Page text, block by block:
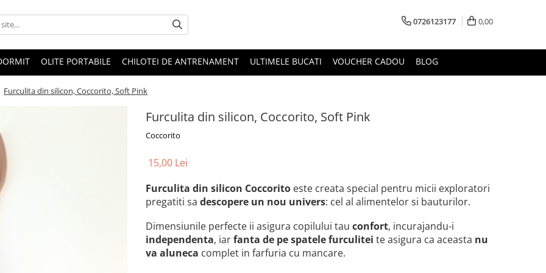
0726123177 0,00
OLITE PORTABILE CHILOTEI DE ANTRENAMENT ULTIMELE BUCATI VOUCHER CADOU BLOG
Furculita din silicon, Coccorito, Soft Pink
Furculita din silicon, Coccorito, Soft Pink
Coccorito
15,00 Lei
Furculita din silicon Coccorito este creata special pentru micii exploratori
pregatiti sa descopere un nou univers: cel al alimentelor si bauturilor.
Dimensiunile perfecte ii asigura copilului tau confort, incurajandu-i
independenta, iarfanta de pe spatele furculitei te asigura ca aceasta nu
va aluneca complet in farfuria cu mancare.